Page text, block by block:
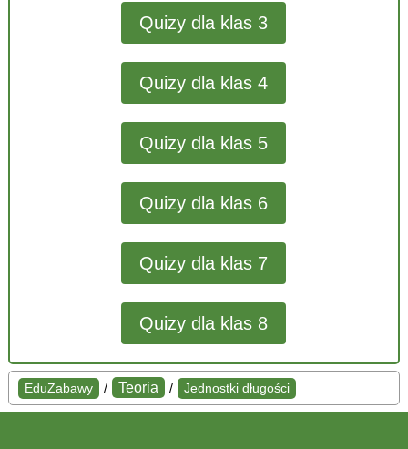
Quizy dla klas 3
Quizy dla klas 4
Quizy dla klas 5
Quizy dla klas 6
Quizy dla klas 7
Quizy dla klas 8
EduZabawy / Teoria / Jednostki długości